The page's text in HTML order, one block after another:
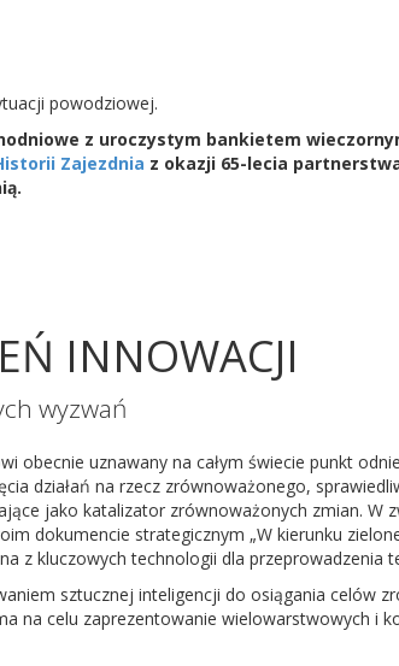
powodziowej.
z uroczystym bankietem
Zajezdnia z okazji 65-lecia
INNOWACJI
wyzwań
uznawany na całym świecie punkt
działań na rzecz zrównoważonego,
jako katalizator zrównoważonych zmian. W
dokumencie strategicznym „W kierunku
z kluczowych technologii dla przeprowadzenia
sztucznej inteligencji do osiągania celów
na celu zaprezentowanie wielowarstwowych i